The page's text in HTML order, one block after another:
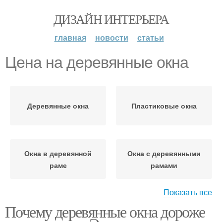
ДИЗАЙН ИНТЕРЬЕРА
главная новости статьи
Цена на деревянные окна
Деревянные окна Пластиковые окна
Окна в деревянной
раме
Окна с деревянными
рамами
Деревянные евро Окна со стеклопакетом
Показать все
Почему деревянные окна дороже